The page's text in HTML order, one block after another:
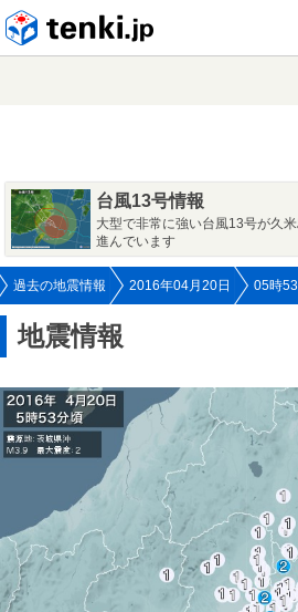
台風13号情報
大型で非常に強い台風13号が久
進んでいます
過去の地震情報 2016年04月20日 05時
地震情報